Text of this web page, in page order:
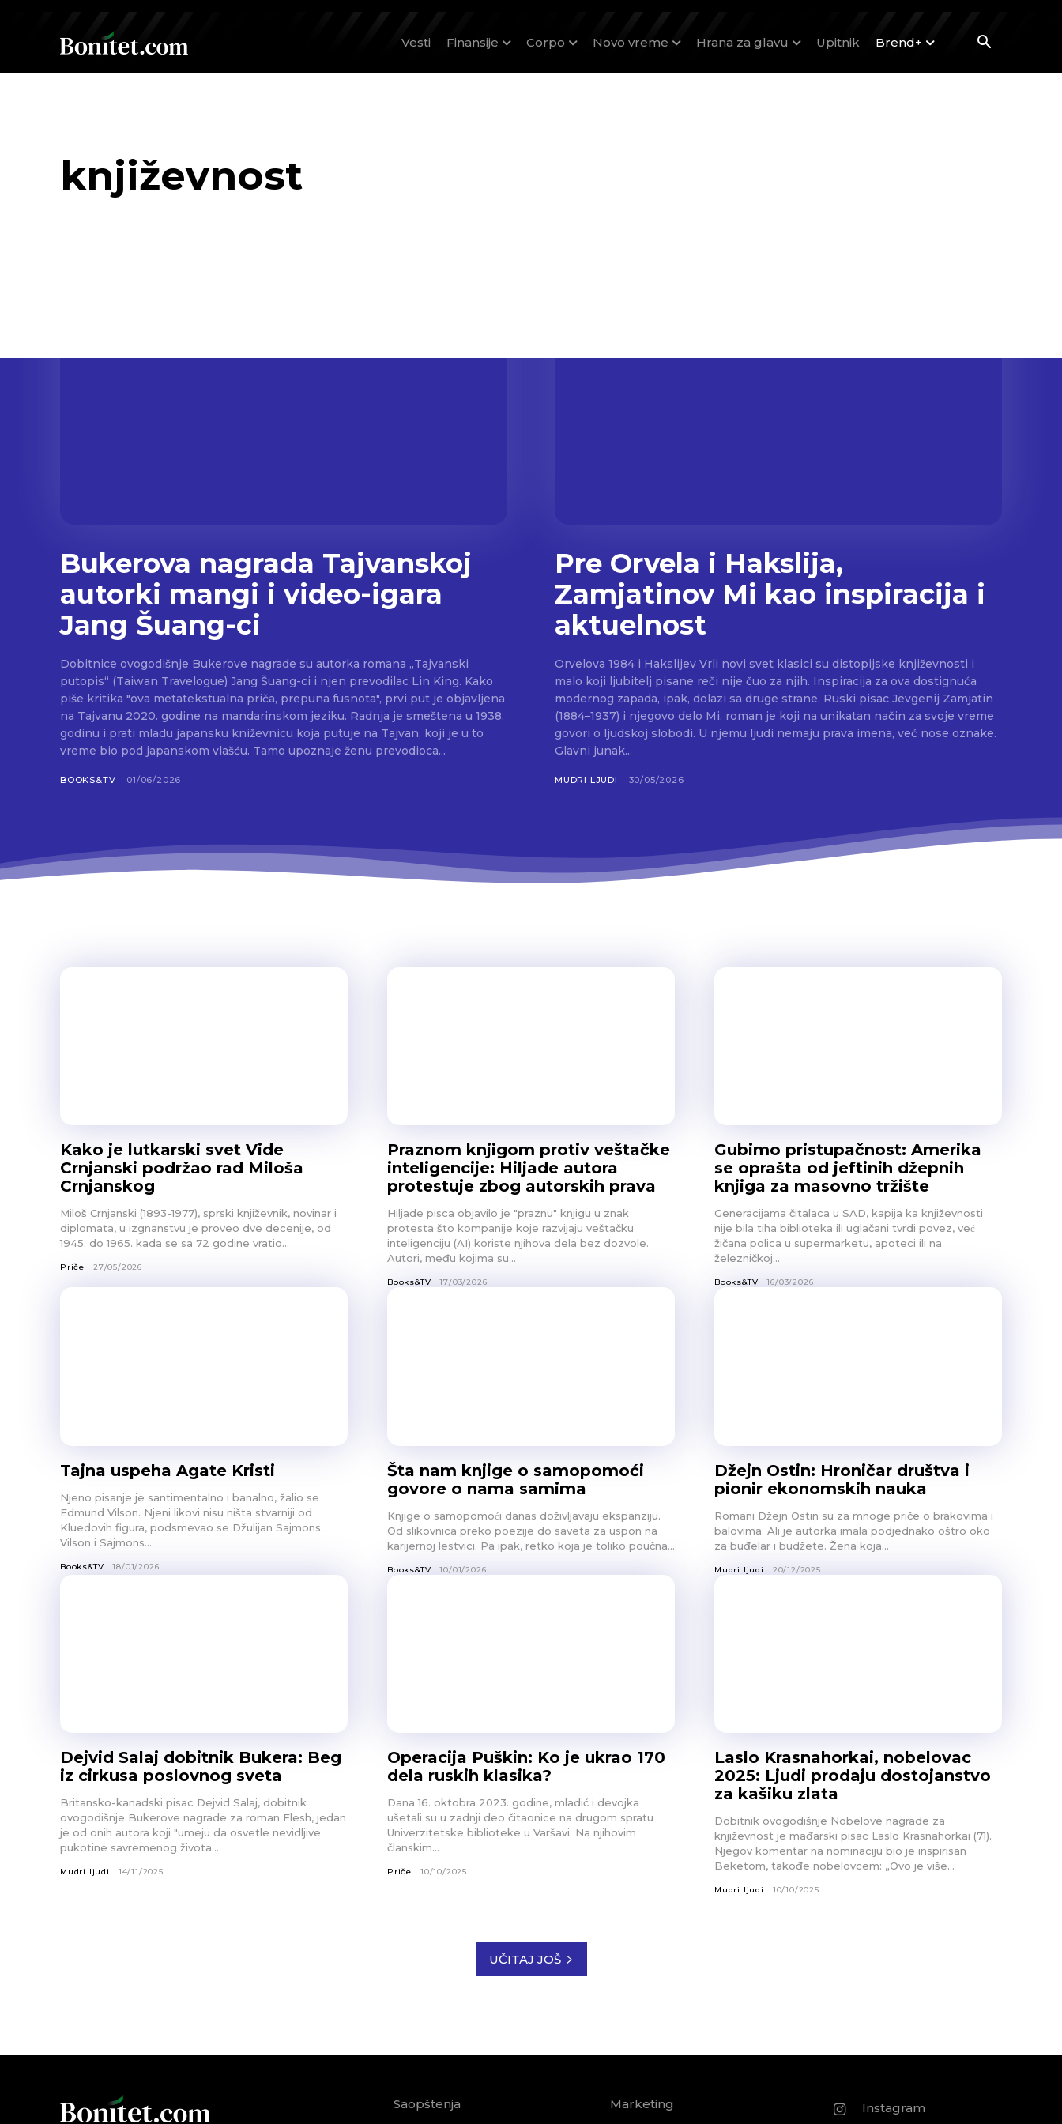
Vesti Finansije Corpo Novo vreme Hrana za glavu Upitnik Brend+
književnost
Bukerova nagrada Tajvanskoj
autorki mangi i video-igara
Jang Šuang-ci
Dobitnice ovogodišnje Bukerove nagrade su autorka romana „Tajvanski
putopis“ (Taiwan Travelogue) Jang Šuang-ci i njen prevodilac Lin King. Kako
piše kritika "ova metatekstualna priča, prepuna fusnota", prvi put je objavljena
na Tajvanu 2020. godine na mandarinskom jeziku. Radnja je smeštena u 1938.
godinu i prati mladu japansku kniževnicu koja putuje na Tajvan, koji je u to
vreme bio pod japanskom vlašću. Tamo upoznaje ženu prevodioca...
BOOKS&TV 01/06/2026
Pre Orvela i Hakslija,
Zamjatinov Mi kao inspiracija i
aktuelnost
Orvelova 1984 i Hakslijev Vrli novi svet klasici su distopijske književnosti i
malo koji ljubitelj pisane reči nije čuo za njih. Inspiracija za ova dostignuća
modernog zapada, ipak, dolazi sa druge strane. Ruski pisac Jevgenij Zamjatin
(1884–1937) i njegovo delo Mi, roman je koji na unikatan način za svoje vreme
govori o ljudskoj slobodi. U njemu ljudi nemaju prava imena, već nose oznake.
Glavni junak...
MUDRI LJUDI 30/05/2026
Kako je lutkarski svet Vide
Crnjanski podržao rad Miloša
Crnjanskog
Miloš Crnjanski (1893-1977), sprski književnik, novinar i
diplomata, u izgnanstvu je proveo dve decenije, od
1945. do 1965. kada se sa 72 godine vratio...
Priče 27/05/2026
Praznom knjigom protiv veštačke
inteligencije: Hiljade autora
protestuje zbog autorskih prava
Hiljade pisca objavilo je "praznu" knjigu u znak
protesta što kompanije koje razvijaju veštačku
inteligenciju (AI) koriste njihova dela bez dozvole.
Autori, među kojima su...
Books&TV 17/03/2026
Gubimo pristupačnost: Amerika
se oprašta od jeftinih džepnih
knjiga za masovno tržište
Generacijama čitalaca u SAD, kapija ka književnosti
nije bila tiha biblioteka ili uglačani tvrdi povez, već
žičana polica u supermarketu, apoteci ili na
železničkoj...
Books&TV 16/03/2026
Tajna uspeha Agate Kristi
Njeno pisanje je santimentalno i banalno, žalio se
Edmund Vilson. Njeni likovi nisu ništa stvarniji od
Kluedovih figura, podsmevao se Džulijan Sajmons.
Vilson i Sajmons...
Books&TV 18/01/2026
Šta nam knjige o samopomoći
govore o nama samima
Knjige o samopomoći danas doživljavaju ekspanziju.
Od slikovnica preko poezije do saveta za uspon na
karijernoj lestvici. Pa ipak, retko koja je toliko poučna...
Books&TV 10/01/2026
Džejn Ostin: Hroničar društva i
pionir ekonomskih nauka
Romani Džejn Ostin su za mnoge priče o brakovima i
balovima. Ali je autorka imala podjednako oštro oko
za buđelar i budžete. Žena koja...
Mudri ljudi 20/12/2025
Dejvid Salaj dobitnik Bukera: Beg
iz cirkusa poslovnog sveta
Britansko-kanadski pisac Dejvid Salaj, dobitnik
ovogodišnje Bukerove nagrade za roman Flesh, jedan
je od onih autora koji "umeju da osvetle nevidljive
pukotine savremenog života...
Mudri ljudi 14/11/2025
Operacija Puškin: Ko je ukrao 170
dela ruskih klasika?
Dana 16. oktobra 2023. godine, mladić i devojka
ušetali su u zadnji deo čitaonice na drugom spratu
Univerzitetske biblioteke u Varšavi. Na njihovim
članskim...
Priče 10/10/2025
Laslo Krasnahorkai, nobelovac
2025: Ljudi prodaju dostojanstvo
za kašiku zlata
Dobitnik ovogodišnje Nobelove nagrade za
književnost je mađarski pisac Laslo Krasnahorkai (71).
Njegov komentar na nominaciju bio je inspirisan
Beketom, takođe nobelovcem: „Ovo je više...
Mudri ljudi 10/10/2025
UČITAJ JOŠ
Saopštenja Marketing Instagram